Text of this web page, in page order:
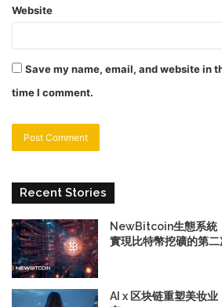
Website
Save my name, email, and website in
time I comment.
Recent Stories
NewBitcoin生態系統
實現比特幣挖礦的第
AI x 区块链重塑美妆